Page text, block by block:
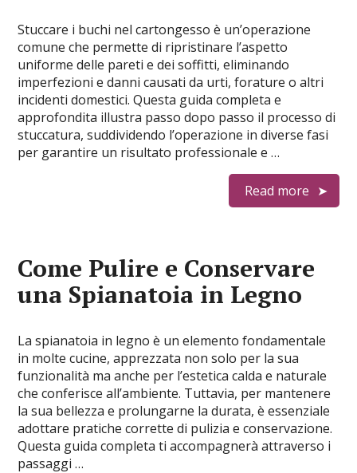
Stuccare i buchi nel cartongesso è un’operazione
comune che permette di ripristinare l’aspetto
uniforme delle pareti e dei soffitti, eliminando
imperfezioni e danni causati da urti, forature o altri
incidenti domestici. Questa guida completa e
approfondita illustra passo dopo passo il processo di
stuccatura, suddividendo l’operazione in diverse fasi
per garantire un risultato professionale e …
Read more
Come Pulire e Conservare
una Spianatoia in Legno
La spianatoia in legno è un elemento fondamentale
in molte cucine, apprezzata non solo per la sua
funzionalità ma anche per l’estetica calda e naturale
che conferisce all’ambiente. Tuttavia, per mantenere
la sua bellezza e prolungarne la durata, è essenziale
adottare pratiche corrette di pulizia e conservazione.
Questa guida completa ti accompagnerà attraverso i
passaggi …